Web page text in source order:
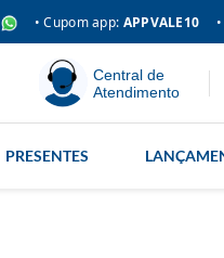
• Cupom app: APPVALE10
Central de
Atendimento
PRESENTES